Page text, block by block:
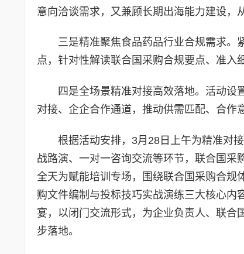
意向洽谈需求，又兼顾长期出海能力建设，
三是精准聚焦食品药品行业合规需求。
点，针对性解读联合国采购合规要点、准入
四是全场景精准对接高效落地。活动
对接、企企合作通道，推动供需匹配、合作
根据活动安排，3月28日上午为精准对
战路演、一对一咨询交流等环节，联合国采
全天为赋能培训专场，围绕联合国采购合规
购文件编制与投标技巧实战演练三大核心
宴，以闭门交流形式，为企业负责人、联合
步落地。